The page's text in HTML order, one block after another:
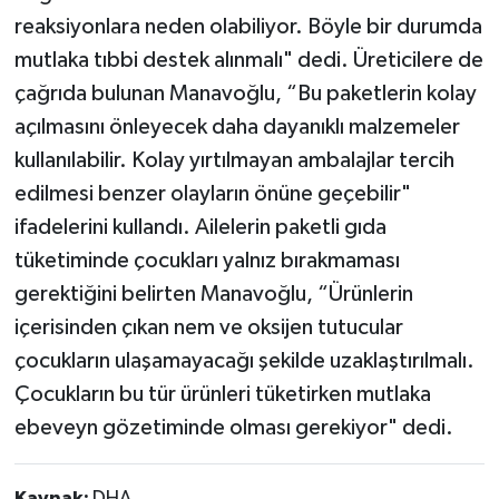
reaksiyonlara neden olabiliyor. Böyle bir durumda
mutlaka tıbbi destek alınmalı" dedi. Üreticilere de
çağrıda bulunan Manavoğlu, “Bu paketlerin kolay
açılmasını önleyecek daha dayanıklı malzemeler
kullanılabilir. Kolay yırtılmayan ambalajlar tercih
edilmesi benzer olayların önüne geçebilir"
ifadelerini kullandı. Ailelerin paketli gıda
tüketiminde çocukları yalnız bırakmaması
gerektiğini belirten Manavoğlu, “Ürünlerin
içerisinden çıkan nem ve oksijen tutucular
çocukların ulaşamayacağı şekilde uzaklaştırılmalı.
Çocukların bu tür ürünleri tüketirken mutlaka
ebeveyn gözetiminde olması gerekiyor" dedi.